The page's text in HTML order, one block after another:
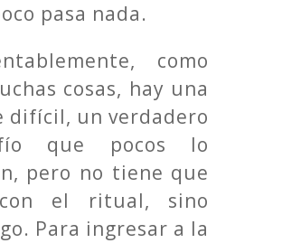
pasa nada.
como
cosas, hay una
difícil, un verdadero
que pocos lo
pero no tiene que
el ritual, sino
Para ingresar a la